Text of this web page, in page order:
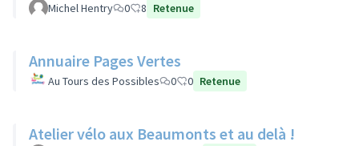
Michel Hentry 0 8 Retenue
Annuaire Pages Vertes
Au Tours des Possibles 0 0 Retenue
Atelier vélo aux Beaumonts et au delà !